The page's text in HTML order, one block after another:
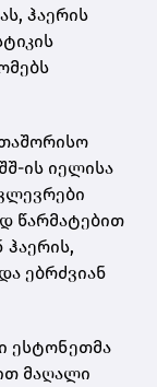
ჰაერის
ის იელისა
წარმატებით
ჰაერის,
ებრძვიან
ესტონეთმა
მაღალი